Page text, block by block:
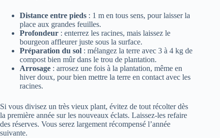
Distance entre pieds : 1 m en tous sens, pour laisser la
place aux grandes feuilles.
Profondeur : enterrez les racines, mais laissez le
bourgeon affleurer juste sous la surface.
Préparation du sol : mélangez la terre avec 3 à 4 kg de
compost bien mûr dans le trou de plantation.
Arrosage : arrosez une fois à la plantation, même en
hiver doux, pour bien mettre la terre en contact avec les
racines.
Si vous divisez un très vieux plant, évitez de tout récolter dès
la première année sur les nouveaux éclats. Laissez-les refaire
des réserves. Vous serez largement récompensé l’année
suivante.